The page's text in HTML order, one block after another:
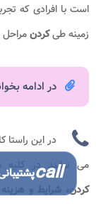
است با افرادی که
زمینه طیکردنمراحل
در ادامه
در این راستا
می توانند در کلیه
کردن، شرایط و هزینه
call